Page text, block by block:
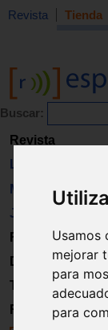
Usamos
mejorar
para
para
Revista Tienda
Buscar:
Revista
Libros
Material
Juguetes
Formación
Directorio
Trabajo
Registro